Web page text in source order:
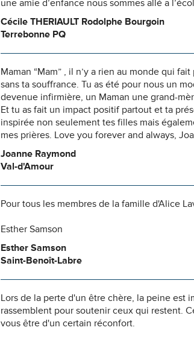
une amie d’enfance nous sommes allé a
Cécile THERIAULT Rodolphe Bourgoin
Terrebonne PQ
Maman “Mam” , il n’y a rien au monde qui
sans ta souffrance. Tu as été pour nous un
devenue infirmière, un Maman une grand-
Et tu as fait un impact positif partout et ta
inspirée non seulement tes filles mais
mes prières. Love you forever and always,
Joanne Raymond
Val-d'Amour
Pour tous les membres de la famille d'Alice
Esther Samson
Esther Samson
Saint-Benoît-Labre
Lors de la perte d'un être chère, la peine est
rassemblent pour soutenir ceux qui restent.
vous être d'un certain réconfort.